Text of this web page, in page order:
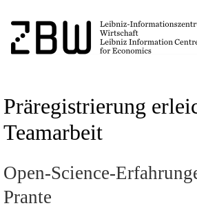
Präregistrierung
Teamarbeit
Open-Science-
Prante